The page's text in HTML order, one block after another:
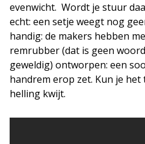
evenwicht. Wordt je stuur
echt: een setje weegt nog
handig: de makers hebben
remrubber (dat is geen
geweldig) ontworpen: een
handrem erop zet. Kun je
helling kwijt.